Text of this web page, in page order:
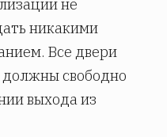
не
никакими
Все двери
свободно
выхода из